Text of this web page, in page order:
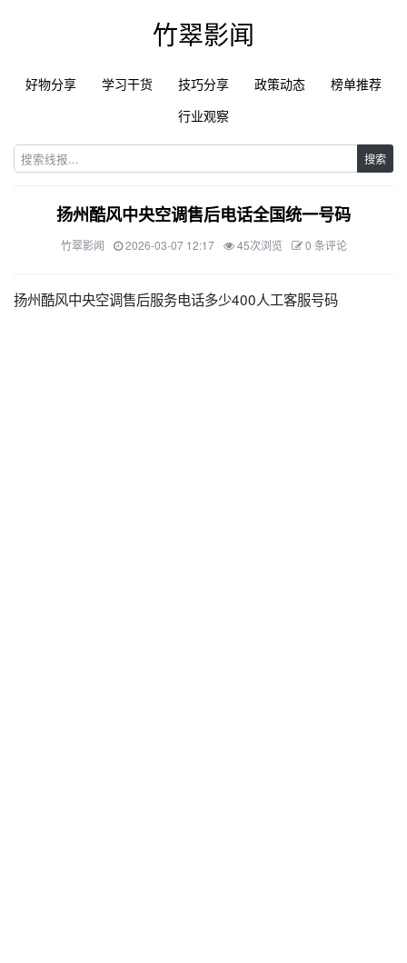
竹翠影闻
好物分享 学习干货 技巧分享 政策动态
榜单推荐
行业观察
搜索
扬州酷风中央空调售后电话全国统一号码
竹翠影闻 2026-03-07 12:17 45次浏览 0 条评论
扬州酷风中央空调售后服务电话多少400人工客服号码